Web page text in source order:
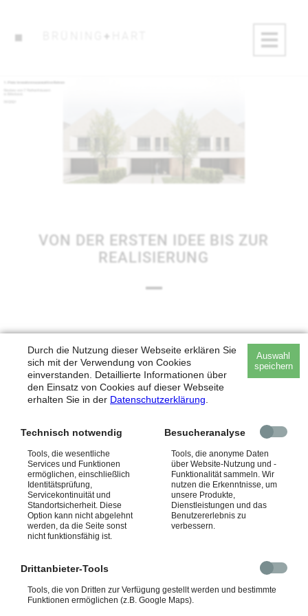
+
VON DER ERSTEN IDEE BIS ZUR
REALISIERUNG
© 2026, BRÜNING + HART ARCHITEKTEN . BERNHARD-ERNST-STR. 12 . D-48155
MÜNSTER
DATENSCHUTZ
Durch die Nutzung dieser Webseite erklären Sie
sich mit der Verwendung von Cookies
einverstanden. Detaillierte Informationen über
den Einsatz von Cookies auf dieser Webseite
erhalten Sie in der Datenschutzerklärung
Auswahl
speichern
Technisch notwendig
Tools, die wesentliche
Services und Funktionen
ermöglichen, einschließlich
Identitätsprüfung,
Servicekontinuität und
Standortsicherheit. Diese
Option kann nicht abgelehnt
werden, da die Seite sonst
nicht funktionsfähig ist.
Besucheranalyse
Tools, die anonyme Daten
über Website-Nutzung und -
Funktionalität sammeln. Wir
nutzen die Erkenntnisse, um
unsere Produkte,
Dienstleistungen und das
Benutzererlebnis zu
verbessern.
Drittanbieter-Tools
Tools, die von Dritten zur Verfügung gestellt werden und bestimmte
Funktionen ermöglichen (z.B. Google Maps).